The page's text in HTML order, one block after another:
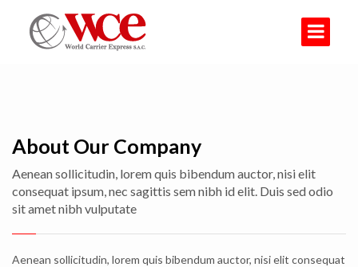
About Our Company
Aenean sollicitudin, lorem quis bibendum auctor, nisi elit
consequat ipsum, nec sagittis sem nibh id elit. Duis sed odio
sit amet nibh vulputate
Aenean sollicitudin, lorem quis bibendum auctor, nisi elit consequat